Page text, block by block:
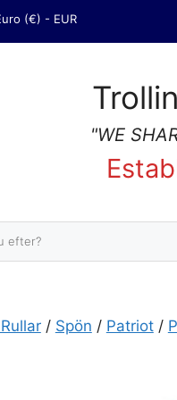
(€) - EUR
"WE
/ Spön / Patriot/